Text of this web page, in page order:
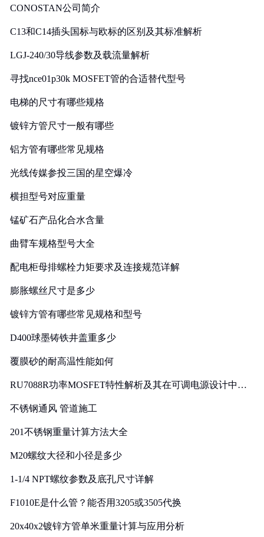
CONOSTAN公司简介
C13和C14插头国标与欧标的区别及其标准解析
LGJ-240/30导线参数及载流量解析
寻找nce01p30k MOSFET管的合适替代型号
电梯的尺寸有哪些规格
镀锌方管尺寸一般有哪些
铝方管有哪些常见规格
光线传媒参投三国的星空爆冷
横担型号对应重量
锰矿石产品化合水含量
曲臂车规格型号大全
配电柜母排螺栓力矩要求及连接规范详解
膨胀螺丝尺寸是多少
镀锌方管有哪些常见规格和型号
D400球墨铸铁井盖重多少
覆膜砂的耐高温性能如何
RU7088R功率MOSFET特性解析及其在可调电源设计中的
不锈钢通风 管道施工
201不锈钢重量计算方法大全
M20螺纹大径和小径是多少
1-1/4 NPT螺纹参数及底孔尺寸详解
F1010E是什么管？能否用3205或3505代换
20x40x2镀锌方管单米重量计算与应用分析